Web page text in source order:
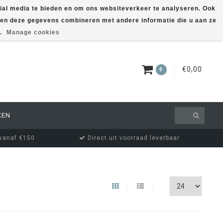
0 €0,00
€150 Direct uit voorraad leverbaar
media te bieden en om ons websiteverkeer te analyseren. Ook
deze gegevens combineren met andere informatie die u aan ze
Manage cookies